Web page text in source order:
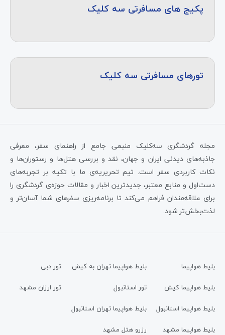
پکیج های مسافرتی سه کلیک
تورهای مسافرتی سه کلیک
مجله گردشگری سه‌کلیک منبعی جامع از راهنمای سفر، معرفی
جاذبه‌های دیدنی ایران و جهان، نقد و بررسی هتل‌ها و رستوران‌ها و
نکات کاربردی سفر است. تیم تحریریه‌ی ما با تکیه بر تجربه‌های
دست‌اول و منابع معتبر، جدیدترین اخبار و مقالات حوزه‌ی گردشگری را
برای علاقه‌مندان فراهم می‌کند تا برنامه‌ریزی سفرهای شما آسان‌تر و
لذت‌بخش‌تر شود.
بلیط هواپیما
بلیط هواپیما کیش
بلیط هواپیما استانبول
بلیط هواپیما مشهد
بلیط هواپیما تهران به کیش
تور استانبول
بلیط هواپیما تهران استانبول
رزرو هتل مشهد
تور دبی
تور ارزان مشهد